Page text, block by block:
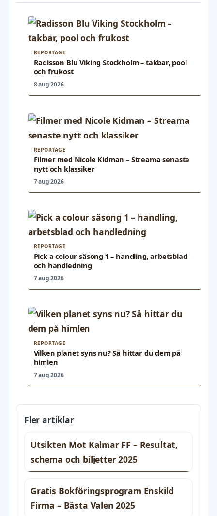
REPORTAGE
Radisson Blu Viking Stockholm – takbar, pool
och frukost
8 aug 2026
REPORTAGE
Filmer med Nicole Kidman – Streama senaste
nytt och klassiker
7 aug 2026
REPORTAGE
Pick a colour säsong 1 – handling, arbetsblad
och handledning
7 aug 2026
REPORTAGE
Vilken planet syns nu? Så hittar du dem på
himlen
7 aug 2026
Fler artiklar
Utsikten Mot Kalmar FF – Resultat,
schema och biljetter 2025
Gratis Bokföringsprogram Enskild
Firma – Bästa Valen 2025